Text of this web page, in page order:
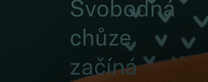
Svobodná
chůze
začíná